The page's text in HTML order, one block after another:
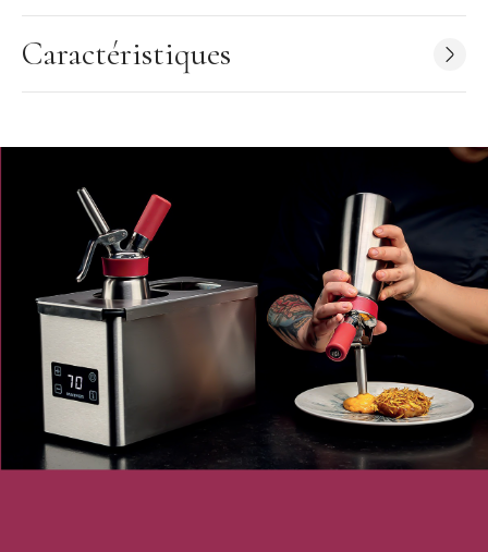
vos décors et les décoller sans risque.
Les + produit :
Idéal pour le chocolat
Caractéristiques des feuilles guitare :
Feuilles guitare
Lot de 100 feuilles guitares
Dimensions : 40 x 30 cm
Epaisseur : 150 microns
Matériau : PVC polychlorure de vinyle
Caractéristiques